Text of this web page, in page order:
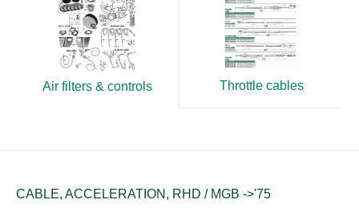
Air filters & controls Throttle cables
CABLE, ACCELERATION, RHD / MGB ->'75